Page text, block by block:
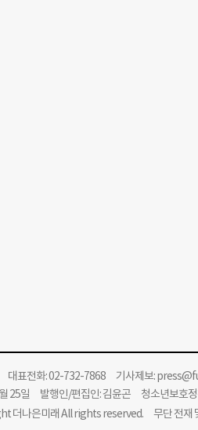
대표전화: 02-732-7868 기사제보:
25일 발행인/편집인: 김윤곤 청소년보호정
더나은미래 All rights reserved. 무단 전재